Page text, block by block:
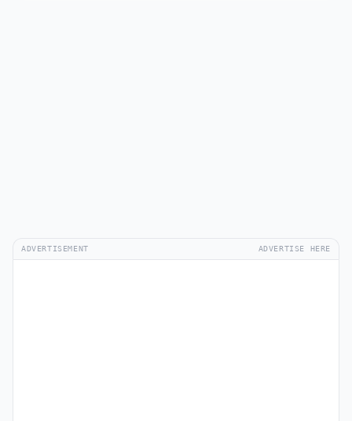
ADVERTISEMENT ADVERTISE HERE